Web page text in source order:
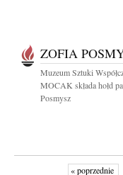
ZOFIA
Muzeum Sztuki
MOCAK składa hołd
Posmysz
« poprzednie